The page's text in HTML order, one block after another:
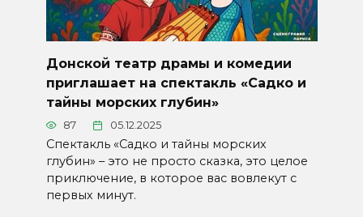
Донской театр драмы и комедии
приглашает на спектакль «Садко и
тайны морских глубин»
87 05.12.2025
Спектакль «Садко и тайны морских
глубин» – это не просто сказка, это целое
приключение, в которое вас вовлекут с
первых минут.